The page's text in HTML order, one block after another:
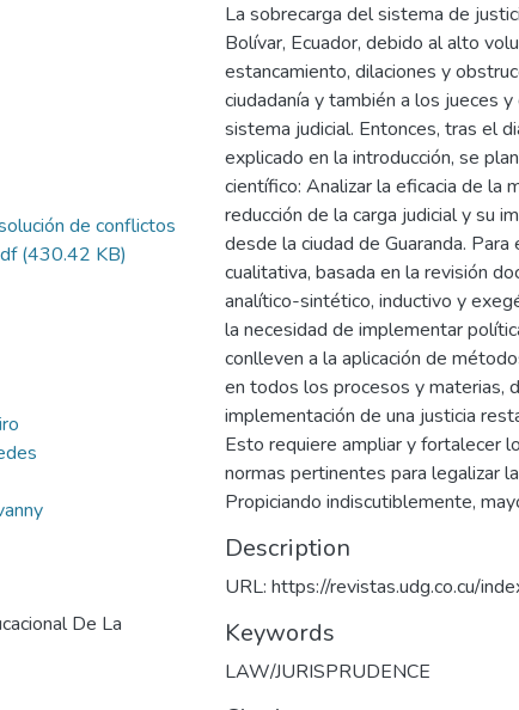
de conflictos
(430.42 KB)
De La
La sobrecarga del sistema de
Bolívar, Ecuador, debido al alto
estancamiento, dilaciones y
ciudadanía y también a los jueces
sistema judicial. Entonces, tras el
explicado en la introducción, se
científico: Analizar la eficacia de la
reducción de la carga judicial y su
desde la ciudad de Guaranda.
cualitativa, basada en la revisión
analítico-sintético, inductivo y
la necesidad de implementar
conlleven a la aplicación de
en todos los procesos y materias,
implementación de una justicia
Esto requiere ampliar y fortalecer
normas pertinentes para legalizar
Propiciando indiscutiblemente,
Description
URL: https://revistas.udg.co.cu/
Keywords
LAW/JURISPRUDENCE